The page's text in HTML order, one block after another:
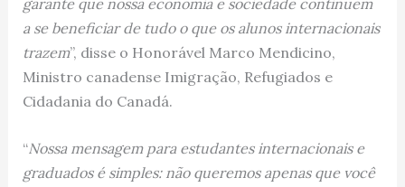
a se beneficiar de tudo o que os alunos internacionais
trazem”, disse o Honorável Marco Mendicino,
Ministro canadense Imigração, Refugiados e
Cidadania do Canadá.
“Nossa mensagem para estudantes internacionais e
graduados é simples: não queremos apenas que você